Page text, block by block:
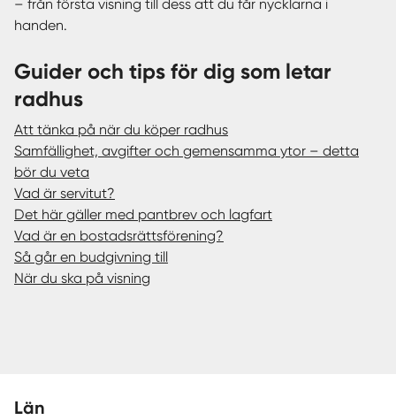
– från första visning till dess att du får nycklarna i
handen.
Guider och tips för dig som letar
radhus
Att tänka på när du köper radhus
Samfällighet, avgifter och gemensamma ytor – detta
bör du veta
Vad är servitut?
Det här gäller med pantbrev och lagfart
Vad är en bostadsrättsförening?
Så går en budgivning till
När du ska på visning
Län